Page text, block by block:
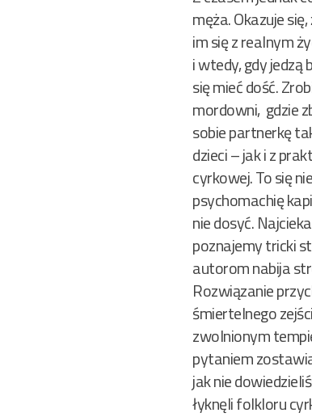
męża. Okazuje
im się z realnym
i wtedy, gdy jedzą
się mieć dość.
mordowni, gdzie
sobie partnerkę
dzieci – jak i z
cyrkowej. To się
psychomachię
nie dosyć.
poznajemy tricki
autorom nabija
Rozwiązanie
śmiertelnego
zwolnionym
pytaniem
jak nie
łyknęli folkloru